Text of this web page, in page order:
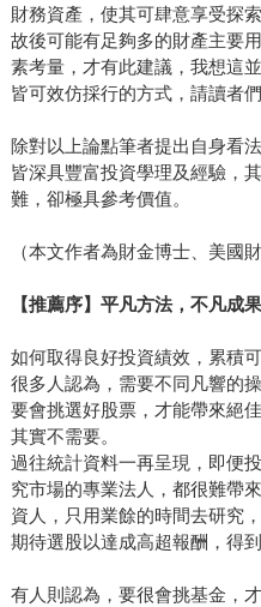
財務資產，使其可肆意享受探
故後可能有足夠多的財產主要
素考量，才有此建議，我想這
皆可效仿採行的方式，請讀者們
除對以上論點筆者提出自身看
皆深具豐富投資學理及經驗，
難，卻極具參考價值。
（本文作者為財金博士、美國
【推薦序】平凡方法，不凡成
如何取得良好投資績效，累積
很多人認為，需要不同凡響的
要會挑選好股票，才能帶來絕佳
其實不需要。
過往統計資料一再呈現，即便
究市場的專業法人，都很難帶
資人，只用業餘的時間去研究
期待選股以達成高超報酬，得
有人則認為，要很會挑基金，